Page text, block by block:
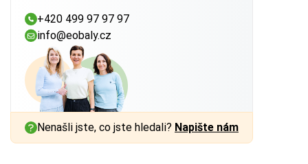
+420 499 97 97 97
info@eobaly.cz
Nenašli jste, co jste hledali? Napište nám